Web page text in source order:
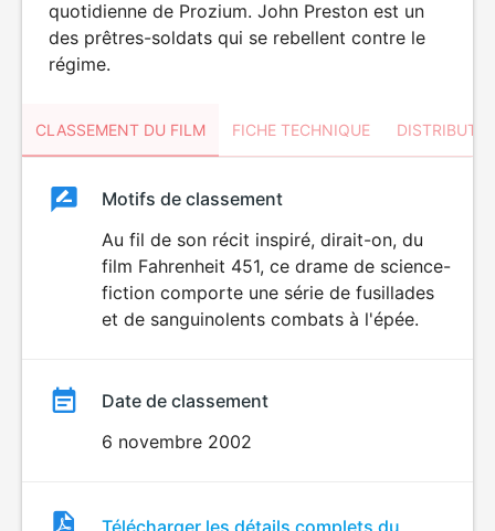
quotidienne de Prozium. John Preston est un
des prêtres-soldats qui se rebellent contre le
régime.
CLASSEMENT DU FILM FICHE TECHNIQUE
ClassementClassement
VIOLENCE
Motifs de classement
Au fil de son récit inspiré, dirait-on, du
film Fahrenheit 451, ce drame de science-
fiction comporte une série de fusillades
et de sanguinolents combats à l'épée.
Date de classement
6 novembre 2002
Fichier
Télécharger les détails complets du